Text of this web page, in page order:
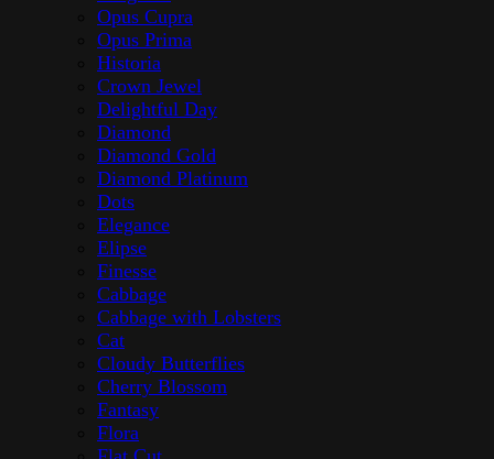
Opus Cupra
Opus Prima
Historia
Crown Jewel
Delightful Day
Diamond
Diamond Gold
Diamond Platinum
Dots
Elegance
Elipse
Finesse
Cabbage
Cabbage with Lobsters
Cat
Cloudy Butterflies
Cherry Blossom
Fantasy
Flora